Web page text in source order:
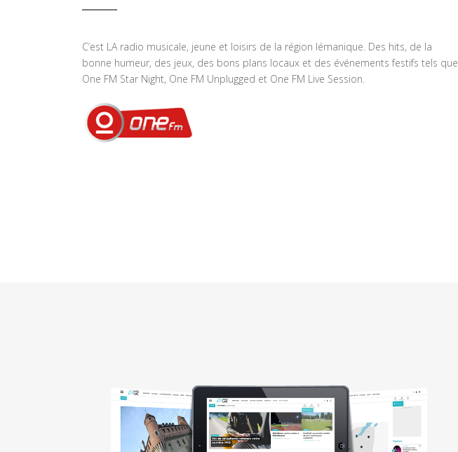
C’est LA radio musicale, jeune et loisirs de la région lémanique. Des hits, de la
bonne humeur, des jeux, des bons plans locaux et des événements festifs tels que
One FM Star Night, One FM Unplugged et One FM Live Session.